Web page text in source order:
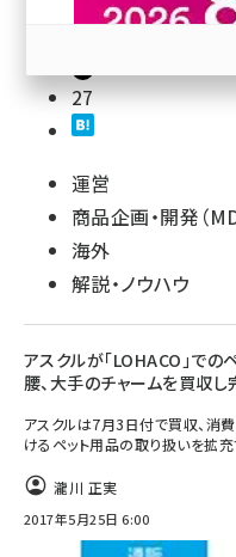
27
運営
商品企画・開発（MD
海外
解説・ノウハウ
アスクルが「LOHACO」での
腰、大手のチャームを買収
アスクルは7月3日付で買収、消費
けるペット用品の取り扱いを拡充
瀧川 正実
2017年5月25日 6:00